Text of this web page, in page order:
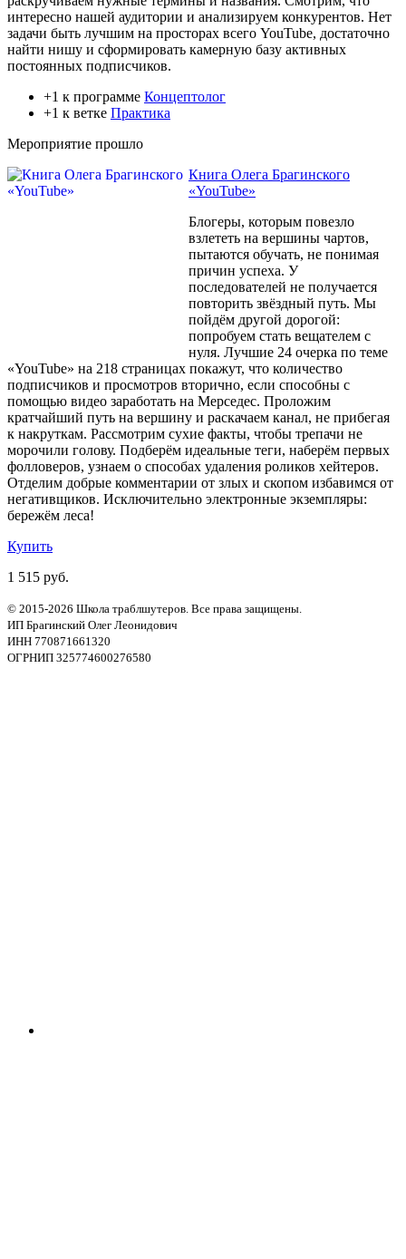
интересно нашей аудитории и анализируем конкурентов. Нет
задачи быть лучшим на просторах всего YouTube, достаточно
найти нишу и сформировать камерную базу активных
постоянных подписчиков.
+1 к программе Концептолог
+1 к ветке Практика
Мероприятие прошло
Книга Олега Брагинского
«YouTube»
Блогеры, которым повезло
взлететь на вершины чартов,
пытаются обучать, не понимая
причин успеха. У
последователей не получается
повторить звёздный путь. Мы
пойдём другой дорогой:
попробуем стать вещателем с
нуля. Лучшие 24 очерка по теме
«YouTube» на 218 страницах покажут, что количество
подписчиков и просмотров вторично, если способны с
помощью видео заработать на Мерседес. Проложим
кратчайший путь на вершину и раскачаем канал, не прибегая
к накруткам. Рассмотрим сухие факты, чтобы трепачи не
морочили голову. Подберём идеальные теги, наберём первых
фолловеров, узнаем о способах удаления роликов хейтеров.
Отделим добрые комментарии от злых и скопом избавимся от
негативщиков. Исключительно электронные экземпляры:
бережём леса!
Купить
1 515 руб.
© 2015-2026 Школа траблшутеров. Все права защищены.
ИП Брагинский Олег Леонидович
ИНН 770871661320
ОГРНИП 325774600276580